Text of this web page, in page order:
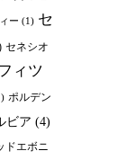
ー (1) セ
セネシオ
ィツ
ポルデン
ビア (4)
ドエボニ